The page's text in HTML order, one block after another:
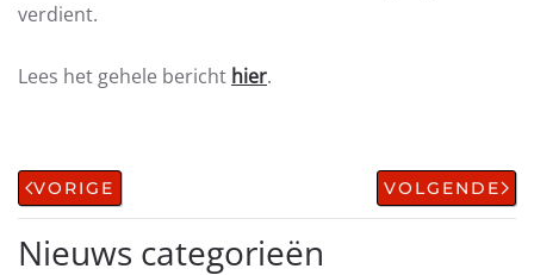
verdient.
Lees het gehele bericht hier.
VORIGE VOLGENDE
Nieuws categorieën